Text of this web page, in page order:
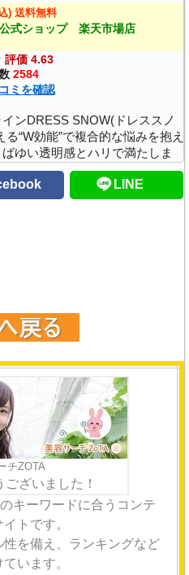
) 送料無料
式ショップ 楽天市場店
評価 4.63
2584
ミを確認
ンDRESS SNOW(ドレススノ
“W効能”で複合的な悩みを抱え
ゆい透明感とハリで満たしま
ローション 【医薬部外品】
DS..
LINE
チZOTA
ざいました！
キーワードに合うコンテ
トです。
を備え、ランキングなど
います。